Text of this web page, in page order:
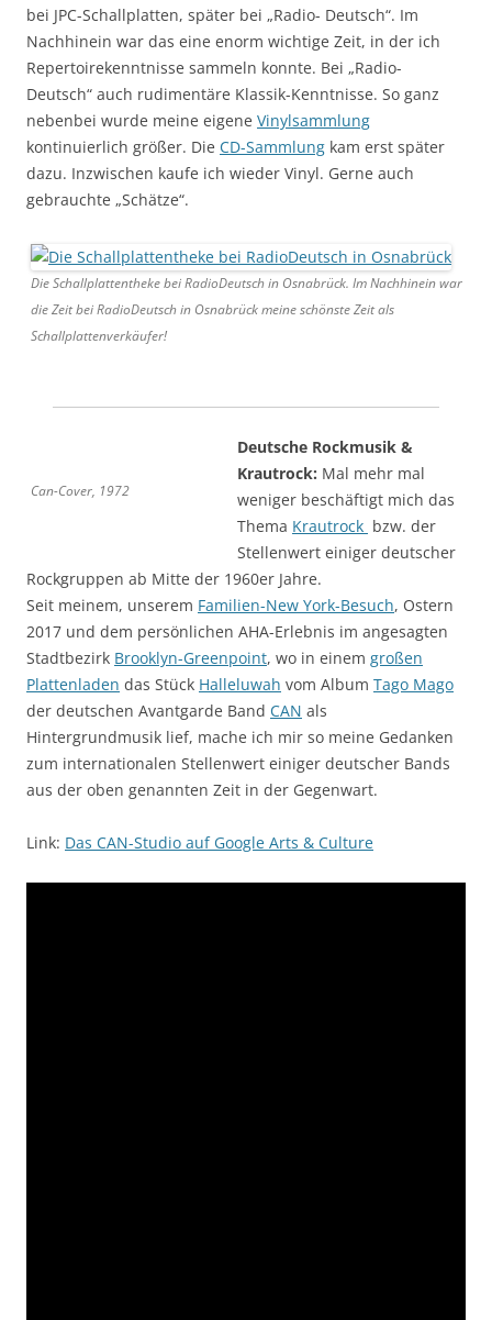
bei JPC-Schallplatten, später bei „Radio- Deutsch“. Im
Nachhinein war das eine enorm wichtige Zeit, in der ich
Repertoirekenntnisse sammeln konnte. Bei „Radio-
Deutsch“ auch rudimentäre Klassik-Kenntnisse. So ganz
nebenbei wurde meine eigene Vinylsammlung
kontinuierlich größer. Die CD-Sammlung kam erst später
dazu. Inzwischen kaufe ich wieder Vinyl. Gerne auch
gebrauchte „Schätze“.
Die Schallplattentheke bei RadioDeutsch in Osnabrück. Im Nachhinein war
die Zeit bei RadioDeutsch in Osnabrück meine schönste Zeit als
Schallplattenverkäufer!
Can-Cover, 1972
Deutsche Rockmusik &
Krautrock: Mal mehr mal
weniger beschäftigt mich das
Thema Krautrock bzw. der
Stellenwert einiger deutscher
Rockgruppen ab Mitte der 1960er Jahre.
Seit meinem, unserem Familien-New York-Besuch, Ostern
2017 und dem persönlichen AHA-Erlebnis im angesagten
Stadtbezirk Brooklyn-Greenpoint, wo in einem großen
Plattenladen das Stück Halleluwah vom Album Tago Mago
der deutschen Avantgarde Band CAN als
Hintergrundmusik lief, mache ich mir so meine Gedanken
zum internationalen Stellenwert einiger deutscher Bands
aus der oben genannten Zeit in der Gegenwart.
Link: Das CAN-Studio auf Google Arts & Culture